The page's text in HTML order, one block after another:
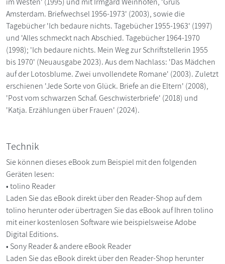
Amsterdam. Briefwechsel 1956-1973' (2003), sowie die
Tagebücher 'Ich bedaure nichts. Tagebücher 1955-1963' (1997)
und 'Alles schmeckt nach Abschied. Tagebücher 1964-1970
(1998); 'Ich bedaure nichts. Mein Weg zur Schriftstellerin 1955
bis 1970' (Neuausgabe 2023). Aus dem Nachlass: 'Das Mädchen
auf der Lotosblume. Zwei unvollendete Romane' (2003). Zuletzt
erschienen 'Jede Sorte von Glück. Briefe an die Eltern' (2008),
'Post vom schwarzen Schaf. Geschwisterbriefe' (2018) und
'Katja. Erzählungen über Frauen' (2024).
Technik
Sie können dieses eBook zum Beispiel mit den folgenden
Geräten lesen:
• tolino Reader
Laden Sie das eBook direkt über den Reader-Shop auf dem
tolino herunter oder übertragen Sie das eBook auf Ihren tolino
mit einer kostenlosen Software wie beispielsweise Adobe
Digital Editions.
• Sony Reader & andere eBook Reader
Laden Sie das eBook direkt über den Reader-Shop herunter